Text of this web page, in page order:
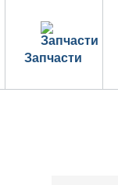
Запчасти